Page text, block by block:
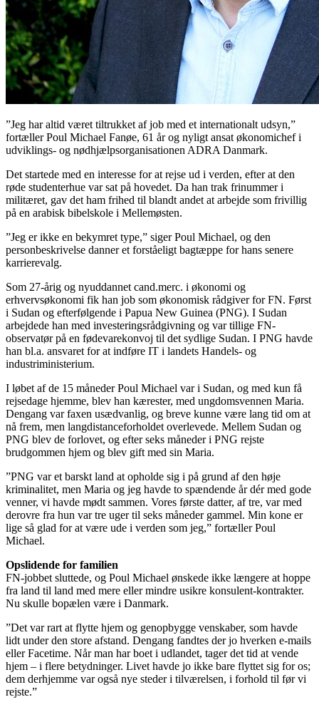
”Jeg har altid været tiltrukket af job med et internationalt udsyn,”
fortæller Poul Michael Fanøe, 61 år og nyligt ansat økonomichef i
udviklings- og nødhjælpsorganisationen ADRA Danmark.
Det startede med en interesse for at rejse ud i verden, efter at den
røde studenterhue var sat på hovedet. Da han trak frinummer i
militæret, gav det ham frihed til blandt andet at arbejde som frivillig
på en arabisk bibelskole i Mellemøsten.
”Jeg er ikke en bekymret type,” siger Poul Michael, og den
personbeskrivelse danner et forståeligt bagtæppe for hans senere
karrierevalg.
Som 27-årig og nyuddannet cand.merc. i økonomi og
erhvervsøkonomi fik han job som økonomisk rådgiver for FN. Først
i Sudan og efterfølgende i Papua New Guinea (PNG). I Sudan
arbejdede han med investeringsrådgivning og var tillige FN-
observatør på en fødevarekonvoj til det sydlige Sudan. I PNG havde
han bl.a. ansvaret for at indføre IT i landets Handels- og
industriministerium.
I løbet af de 15 måneder Poul Michael var i Sudan, og med kun få
rejsedage hjemme, blev han kærester, med ungdomsvennen Maria.
Dengang var faxen usædvanlig, og breve kunne være lang tid om at
nå frem, men langdistanceforholdet overlevede. Mellem Sudan og
PNG blev de forlovet, og efter seks måneder i PNG rejste
brudgommen hjem og blev gift med sin Maria.
”PNG var et barskt land at opholde sig i på grund af den høje
kriminalitet, men Maria og jeg havde to spændende år dér med gode
venner, vi havde mødt sammen. Vores første datter, af tre, var med
derovre fra hun var tre uger til seks måneder gammel. Min kone er
lige så glad for at være ude i verden som jeg,” fortæller Poul
Michael.
Opslidende for familien
FN-jobbet sluttede, og Poul Michael ønskede ikke længere at hoppe
fra land til land med mere eller mindre usikre konsulent-kontrakter.
Nu skulle bopælen være i Danmark.
”Det var rart at flytte hjem og genopbygge venskaber, som havde
lidt under den store afstand. Dengang fandtes der jo hverken e-mails
eller Facetime. Når man har boet i udlandet, tager det tid at vende
hjem – i flere betydninger. Livet havde jo ikke bare flyttet sig for os;
dem derhjemme var også nye steder i tilværelsen, i forhold til før vi
rejste.”